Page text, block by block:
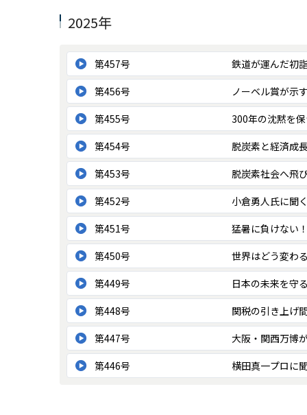
2025年
第457号
鉄道が運んだ初
第456号
ノーベル賞が示
第455号
300年の沈黙を
第454号
脱炭素と経済成
第453号
脱炭素社会へ飛
第452号
小倉勇人氏に聞
第451号
猛暑に負けない
第450号
世界はどう変わ
第449号
日本の未来を守
第448号
関税の引き上げ
第447号
大阪・関西万博
第446号
横田真一プロに